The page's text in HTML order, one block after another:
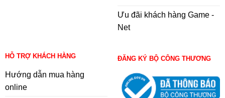
Ưu đãi khách hàng Game -
Net
HỖ TRỢ KHÁCH HÀNG
Hướng dẫn mua hàng
online
ĐĂNG KÝ BỘ CÔNG THƯƠNG